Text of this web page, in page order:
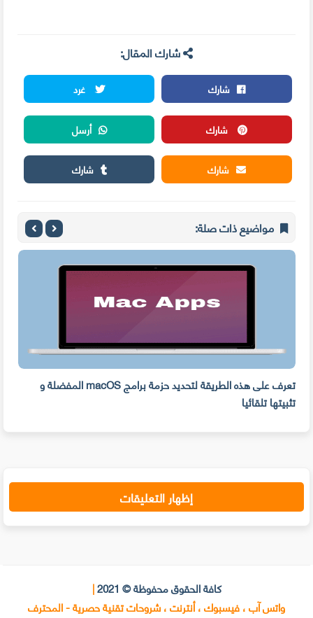
شارك المقال:
شارك
غرد
شارك
أرسل
شارك
شارك
مواضيع ذات صلة:
تعرف على هذه الطريقة لتحديد حزمة برامج macOS المفضلة و
تثبيتها تلقائيا
إظهار التعليقات
كافة الحقوق محفوظة © 2021 |
واتس آب ، فيسبوك ، أنترنت ، شروحات تقنية حصرية - المحترف